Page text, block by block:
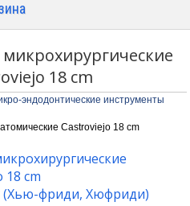
18 cm
эндодонтические инструменты
Castroviejo 18 cm
(Хью-фриди,Хюфриди)